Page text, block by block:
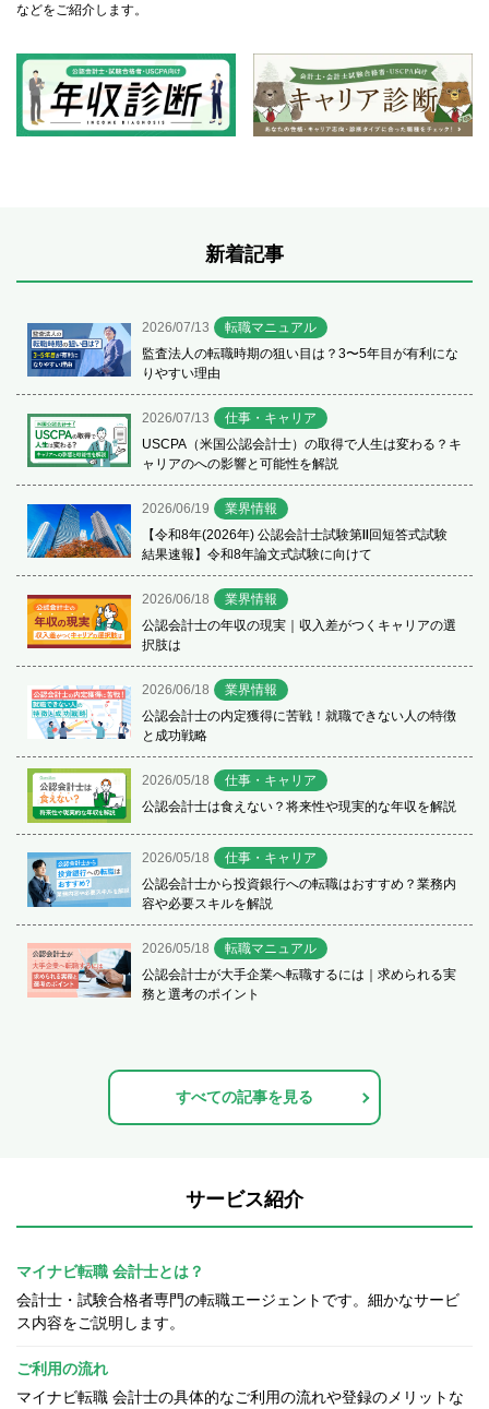
などをご紹介します。
新着記事
2026/07/13
転職マニュアル
監査法人の転職時期の狙い目は？3〜5年目が有利にな
りやすい理由
2026/07/13
仕事・キャリア
USCPA（米国公認会計士）の取得で人生は変わる？キ
ャリアのへの影響と可能性を解説
2026/06/19
業界情報
【令和8年(2026年) 公認会計士試験第Ⅱ回短答式試験
結果速報】令和8年論文式試験に向けて
2026/06/18
業界情報
公認会計士の年収の現実｜収入差がつくキャリアの選
択肢は
2026/06/18
業界情報
公認会計士の内定獲得に苦戦！就職できない人の特徴
と成功戦略
2026/05/18
仕事・キャリア
公認会計士は食えない？将来性や現実的な年収を解説
2026/05/18
仕事・キャリア
公認会計士から投資銀行への転職はおすすめ？業務内
容や必要スキルを解説
2026/05/18
転職マニュアル
公認会計士が大手企業へ転職するには｜求められる実
務と選考のポイント
すべての記事を見る
サービス紹介
マイナビ転職 会計士とは？
会計士・試験合格者専門の転職エージェントです。細かなサービ
ス内容をご説明します。
ご利用の流れ
マイナビ転職 会計士の具体的なご利用の流れや登録のメリットな